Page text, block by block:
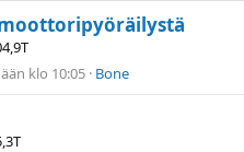
klo 10:05 Bone